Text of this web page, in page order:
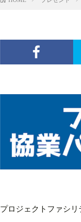
プロジェクトファシ